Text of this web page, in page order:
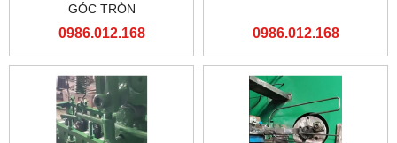
GÓC TRÒN
0986.012.168 0986.012.168